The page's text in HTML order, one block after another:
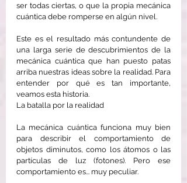
ser todas ciertas, o que la propia mecánica
cuántica debe romperse en algún nivel.
Este es el resultado más contundente de
una larga serie de descubrimientos de la
mecánica cuántica que han puesto patas
arriba nuestras ideas sobre la realidad. Para
entender por qué es tan importante,
veamos esta historia.
La batalla por la realidad
La mecánica cuántica funciona muy bien
para describir el comportamiento de
objetos diminutos, como los átomos o las
partículas de luz (fotones). Pero ese
comportamiento es... muy peculiar.